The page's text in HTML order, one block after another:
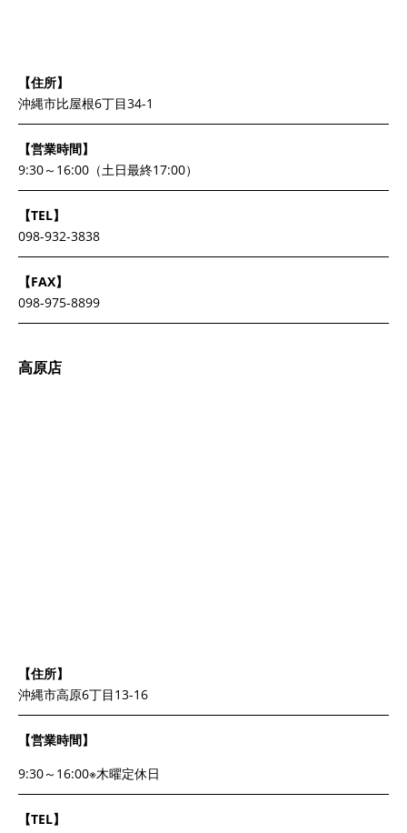
【住所】
沖縄市比屋根6丁目34-1
【営業時間】
9:30～16:00（土日最終17:00）
【TEL】
098-932-3838
【FAX】
098-975-8899
高原店
【住所】
沖縄市高原6丁目13-16
【営業時間】
9:30～16:00※木曜定休日
【TEL】